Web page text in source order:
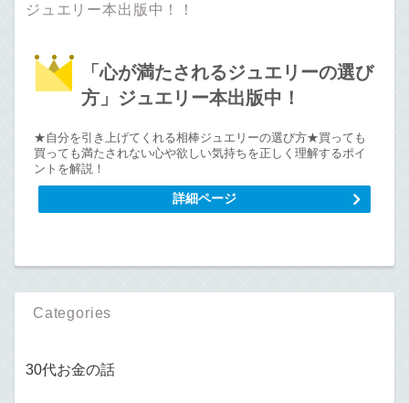
ジュエリー本出版中！！
「心が満たされるジュエリーの選び
方」ジュエリー本出版中！
★自分を引き上げてくれる相棒ジュエリーの選び方★買っても
買っても満たされない心や欲しい気持ちを正しく理解するポイ
ントを解説！
詳細ページ
Categories
30代お金の話